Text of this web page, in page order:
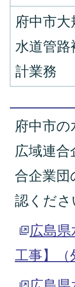
府中市大
水道管路
計業務
府中市
広域連
合企業団
認くださ
広島
工事】（